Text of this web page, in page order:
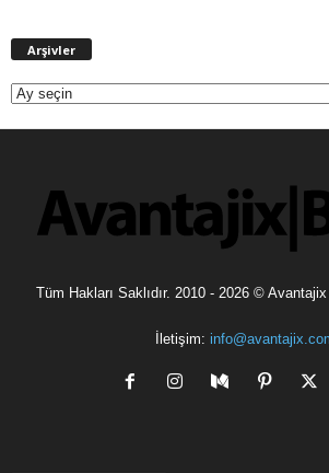
Arşivler
Tüm Hakları Saklıdır. 2010 - 2026 ©
İletişim: